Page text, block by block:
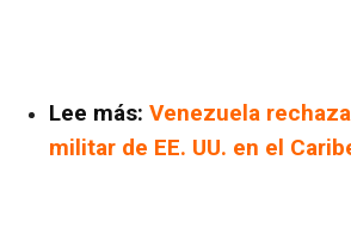
Lee más: Venezuela
militar de EE. UU. en el